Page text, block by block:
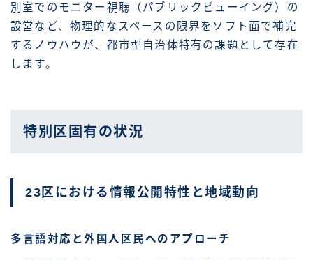
別室でのモニター視聴（パブリックビューイング）の
設営など、物理的なスペースの限界をソフト面で補完
するノウハウが、都市型自治体特有の課題として存在
します。
特別区固有の状況
23区における情報公開特性と地域動向
多言語対応と外国人区民へのアプローチ